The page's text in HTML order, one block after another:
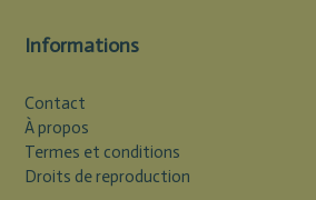
Informations
Contact
À propos
Termes et conditions
Droits de reproduction